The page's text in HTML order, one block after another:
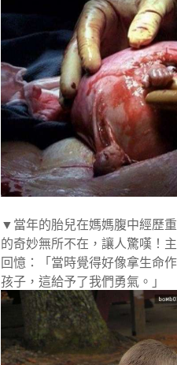
▼當年的胎兒在媽媽腹中經歷
的奇妙無所不在，讓人驚嘆！
回憶：「當時覺得好像拿生命
孩子，這給予了我們勇氣。」